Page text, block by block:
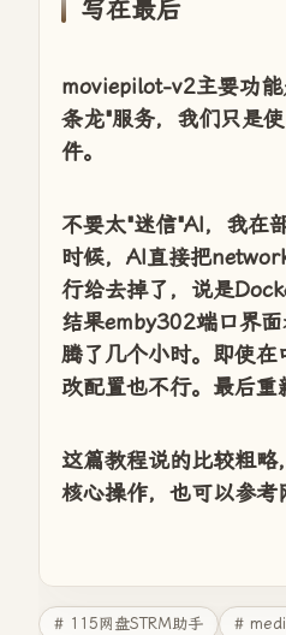
写在最后
moviepilot-v2主要功
条龙"服务，我们只是
件。
不要太"迷信"AI，我在
时候，AI直接把
行给去掉了，说是
结果emby302端口界
腾了几个小时。即使
改配置也不行。最后重
这篇教程说的比较粗
核心操作，也可以参考
# 115网盘STRM助手 #